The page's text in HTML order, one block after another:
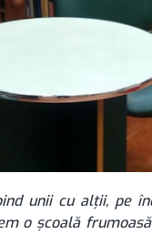
unii cu alții, pe
o școală